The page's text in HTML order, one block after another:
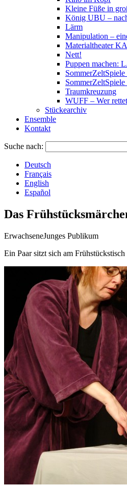
Kleine Füße in
König UBU –
Lärm
Manipulation –
Materialtheater
Nett!
Puppen machen:
SommerZeltSpiele
SommerZeltSpiele
Traumkreuzung
WUFF – Wer
Stückearchiv
Ensemble
Kontakt
Suche nach:
Deutsch
Français
English
Español
Das
ErwachseneJunges Publikum
Ein Paar sitzt sich am